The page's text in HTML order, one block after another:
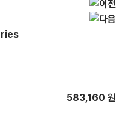
583,160 원